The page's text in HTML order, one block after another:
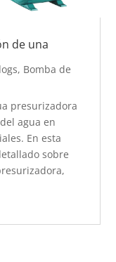
de una
, Bomba de
presurizadora
agua en
En esta
sobre